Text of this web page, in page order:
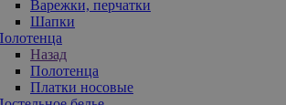
Варежки, перчатки
Шапки
Назад
Полотенца
Платки носовые